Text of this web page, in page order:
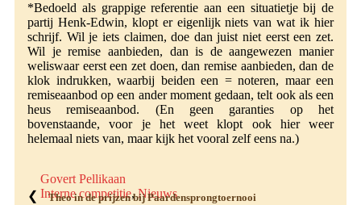
*Bedoeld als grappige referentie aan een situatietje bij de
partij Henk-Edwin, klopt er eigenlijk niets van wat ik hier
schrijf. Wil je iets claimen, doe dan juist niet eerst een zet.
Wil je remise aanbieden, dan is de aangewezen manier
weliswaar eerst een zet doen, dan remise aanbieden, dan de
klok indrukken, waarbij beiden een = noteren, maar een
remiseaanbod op een ander moment gedaan, telt ook als een
heus remiseaanbod. (En geen garanties op het
bovenstaande, voor je het weet klopt ook hier weer
helemaal niets van, maar kijk het vooral zelf eens na.)
Govert Pellikaan
Interne competitie,Nieuws
❮
Theo in de prijzen bij Paardensprongtoernooi